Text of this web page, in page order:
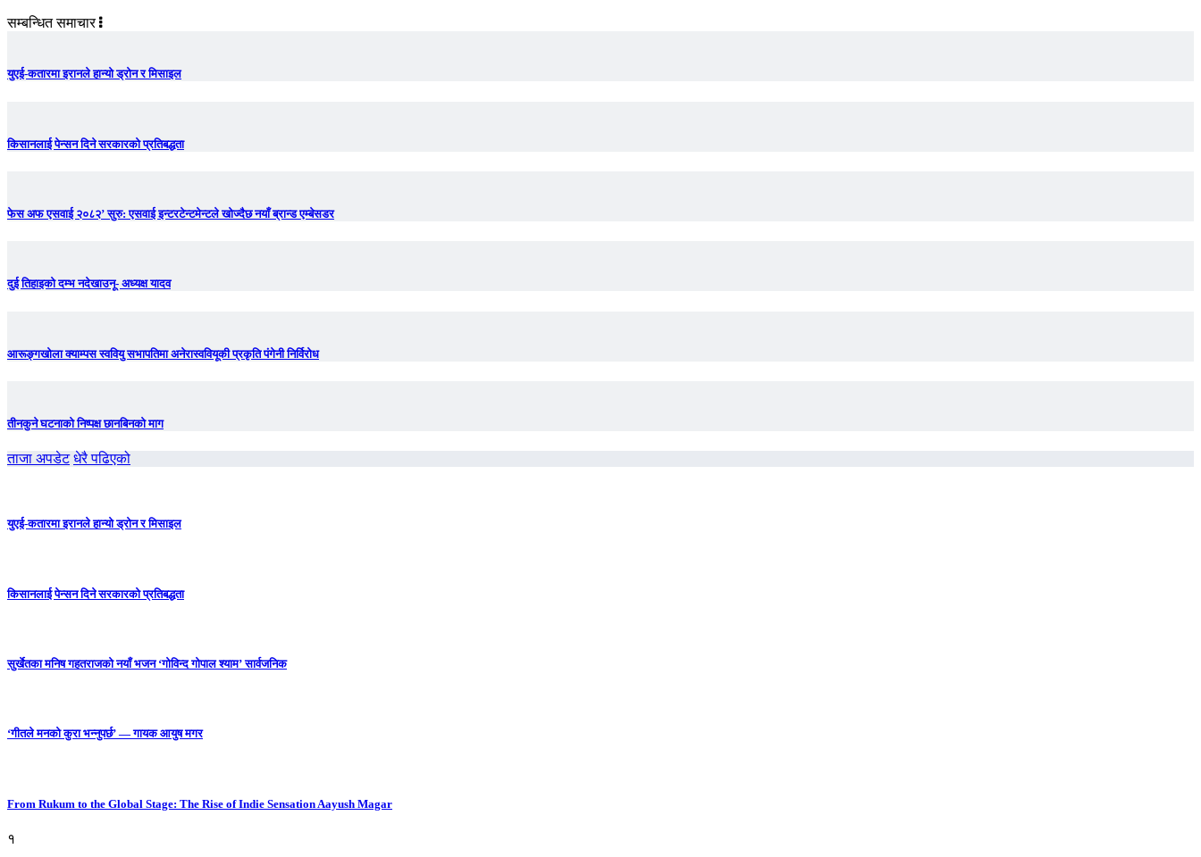
सम्बन्धित समाचार
युएई-कतारमा इरानले हान्यो ड्रोन र मिसाइल
किसानलाई पेन्सन दिने सरकारको प्रतिबद्धता
फेस अफ एसवाई २०८२’ सुरु: एसवाई इन्टरटेन्टमेन्टले खोज्दैछ नयाँ ब्रान्ड एम्बेसडर
दुई तिहाइको दम्भ नदेखाउनू- अध्यक्ष यादव
आरूङ्गखोला क्याम्पस स्ववियु सभापतिमा अनेरास्ववियूकी प्रकृति पंगेनी निर्विरोध
तीनकुने घटनाकाे निष्पक्ष छानबिनकाे माग
ताजा अपडेट धेरै पढिएको
युएई-कतारमा इरानले हान्यो ड्रोन र मिसाइल
किसानलाई पेन्सन दिने सरकारको प्रतिबद्धता
सुर्खेतका मनिष गहतराजको नयाँ भजन ‘गोविन्द गोपाल श्याम’ सार्वजनिक
‘गीतले मनको कुरा भन्नुपर्छ’ — गायक आयुष मगर
From Rukum to the Global Stage: The Rise of Indie Sensation Aayush Magar
१